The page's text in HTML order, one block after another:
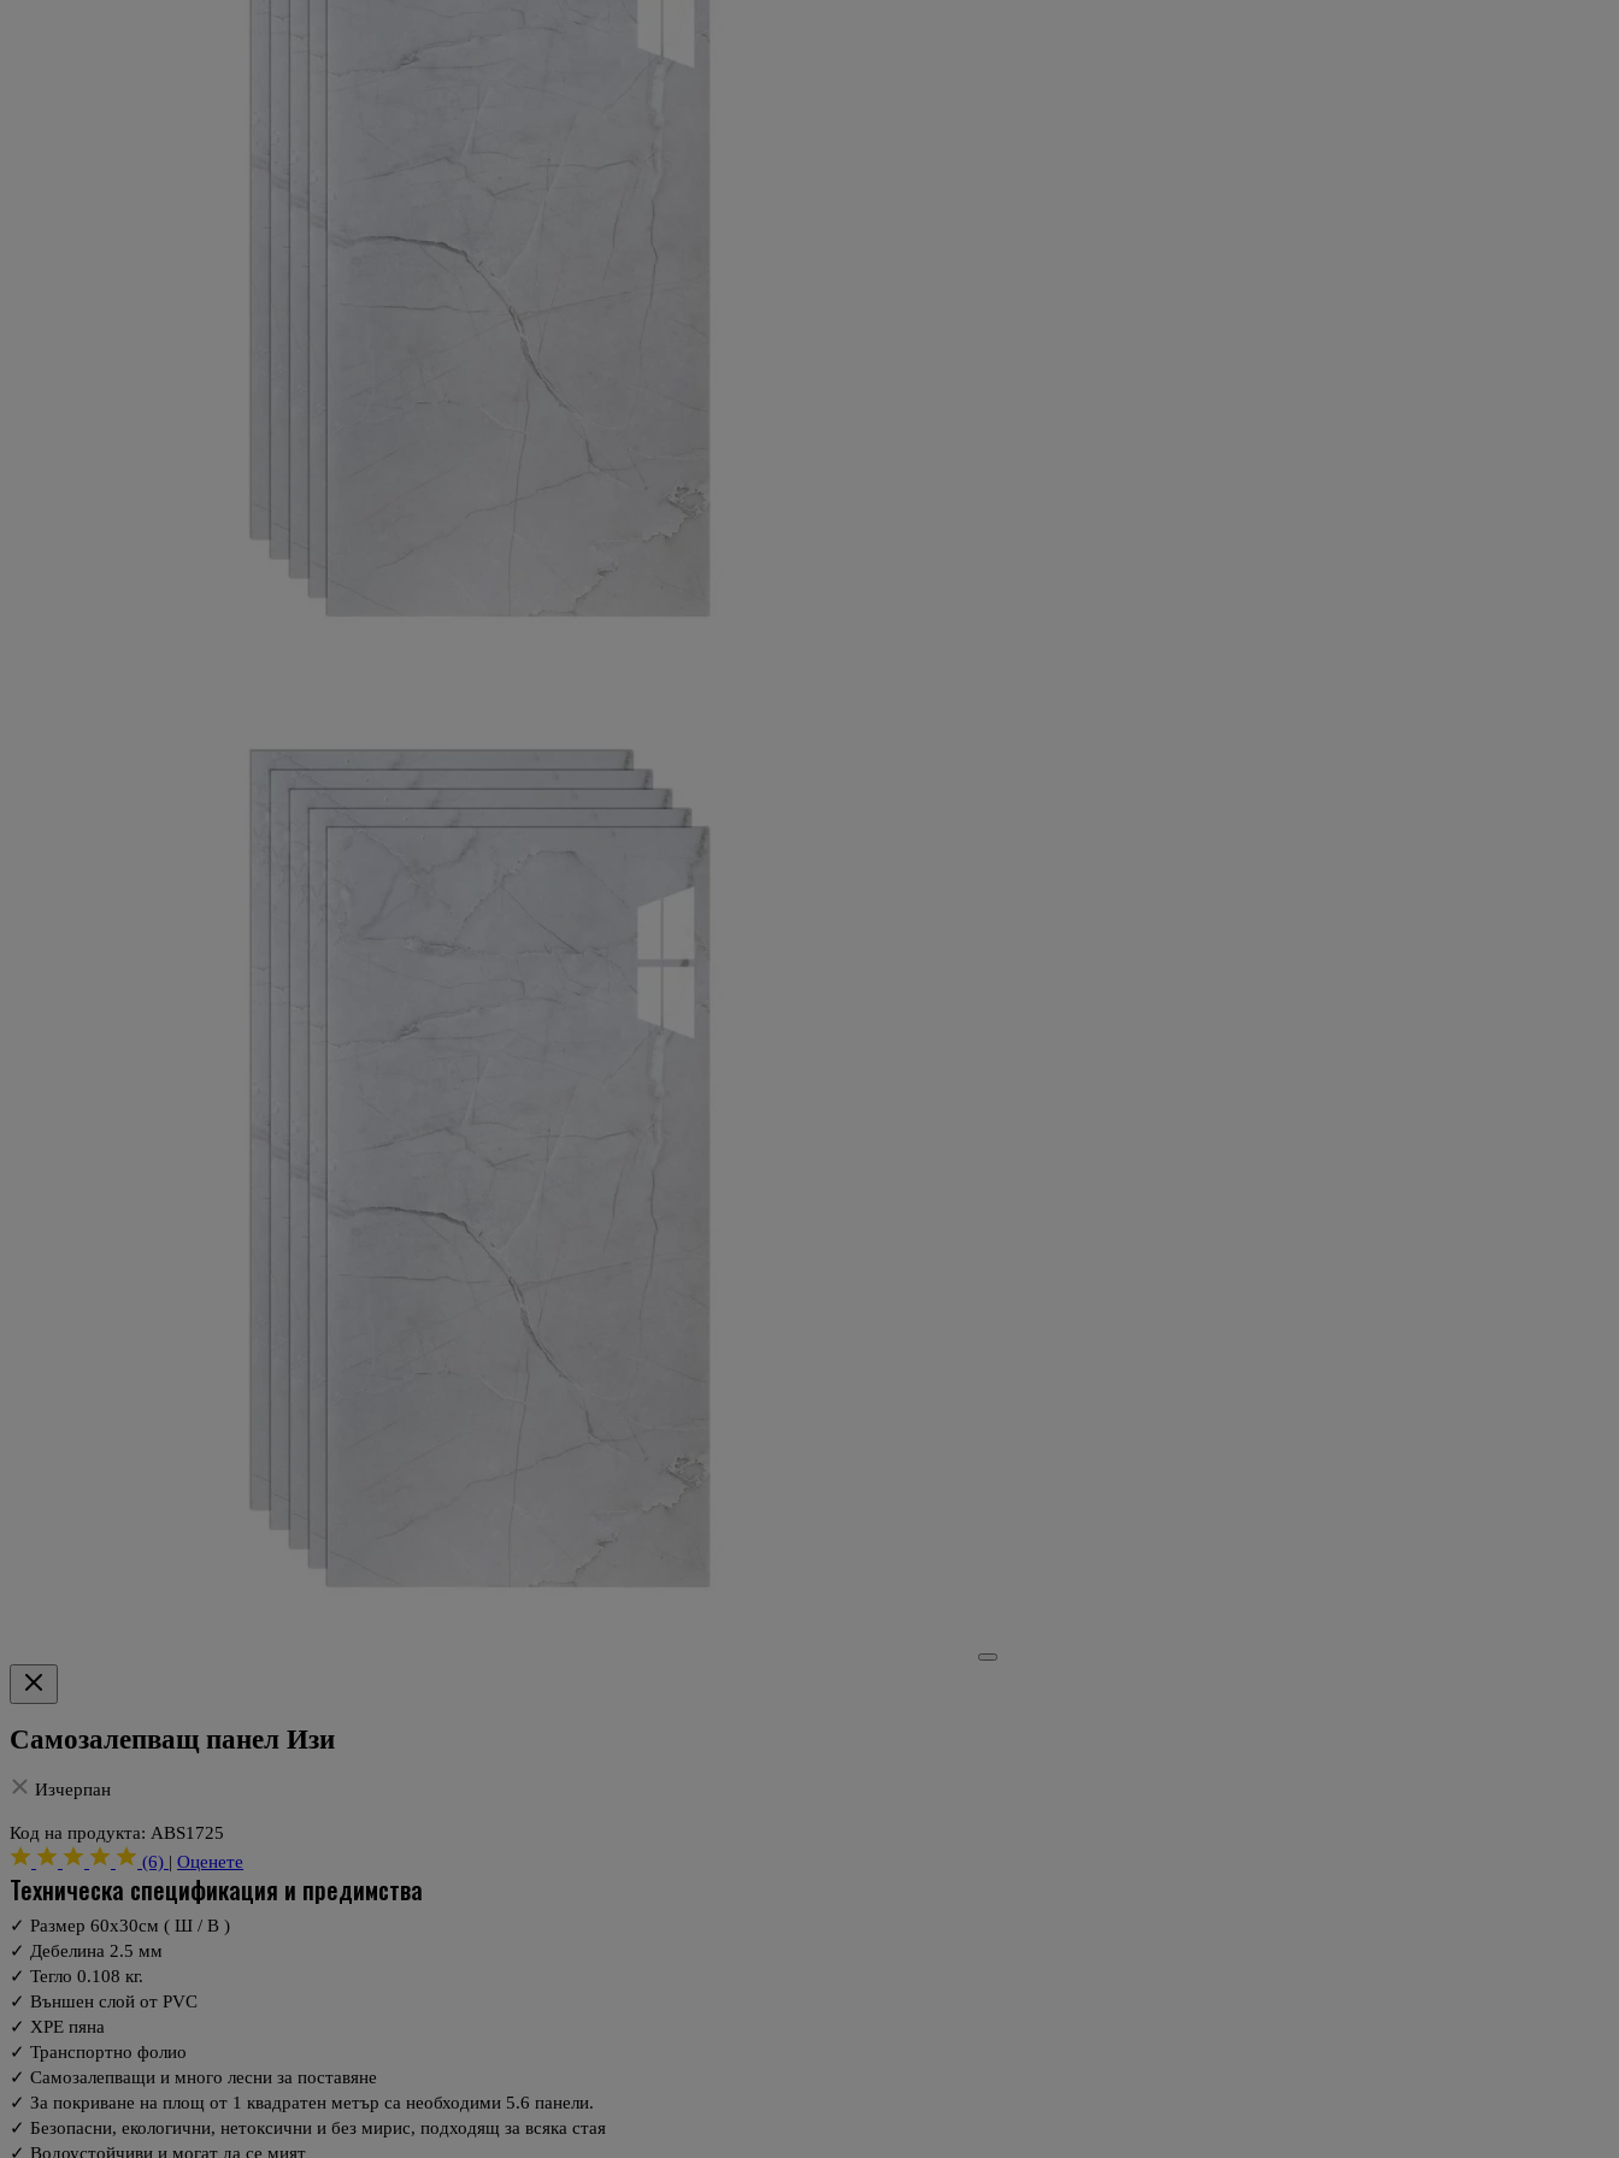
Самозалепващ панел Изи
Изчерпан
Код на продукта: ABS1725
(6) | Оценете
техническа спецификация и предимства
✓ Размер 60x30см ( Ш / В )
✓ Дебелина 2.5 мм
✓ Тегло 0.108 кг.
✓ Външен слой от PVC
✓ XPE пяна
✓ Транспортно фолио
✓ Самозалепващи и много лесни за поставяне
✓ За покриване на площ от 1 квадратен метър са необходими 5.6 панели.
✓ Безопасни, екологични, нетоксични и без мирис, подходящ за всяка стая
✓ Водоустойчиви и могат да се мият